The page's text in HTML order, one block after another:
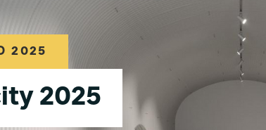
2025
2025